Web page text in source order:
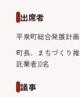
出席者
平泉町総合発展計
町長、まちづくり
託業者)2名
議事